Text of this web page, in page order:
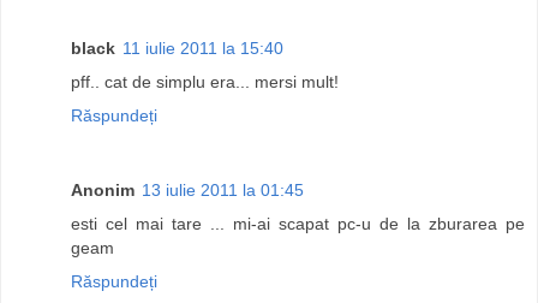
black 11 iulie 2011 la 15:40
pff.. cat de simplu era... mersi mult!
Răspundeți
Anonim 13 iulie 2011 la 01:45
esti cel mai tare ... mi-ai scapat pc-u de la zburarea pe
geam
Răspundeți